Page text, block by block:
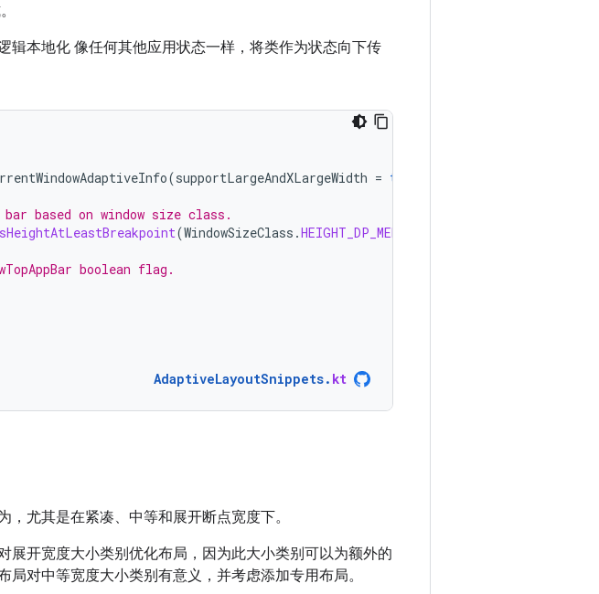
辑本地化 像任何其他应用状态一样，将类作为状态向下传
(supportLargeAndXLargeWidth = true
based on window size class.
(WindowSizeClass .HEIGHT_DP_MEDIUM_LOWER_BOUND
boolean flag.
AdaptiveLayoutSnippets. kt
尤其是在紧凑、中等和展开断点宽度下。
展开宽度大小类别优化布局，因为此大小类别可以为额外的
对中等宽度大小类别有意义，并考虑添加专用布局。